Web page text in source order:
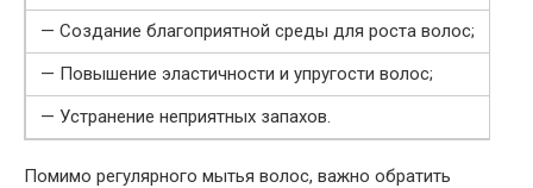
— Создание благоприятной среды для роста волос;
— Повышение эластичности и упругости волос;
— Устранение неприятных запахов.
Помимо регулярного мытья волос, важно обратить